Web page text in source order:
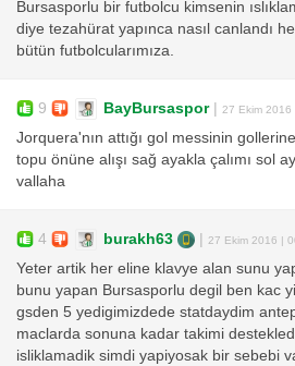
Bursasporlu bir futbolcu kimsenin
diye tezahürat yapınca nasıl canlandı
bütün futbolcularımıza.
9 BayBursaspor| 27 Ekim 2016
Jorquera'nın attığı gol messinin
topu önüne alışı sağ ayakla çalımı sol
vallaha
4 burakh63 | 27 Ekim 2016 |
Yeter artik her eline klavye alan sunu
bunu yapan Bursasporlu degil ben kac
gsden 5 yedigimizdede statdaydim
maclarda sonuna kadar takimi
isliklamadik simdi yapiyosak bir sebebi